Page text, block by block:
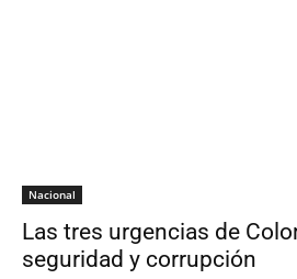
Nacional
Las tres urgencias de
seguridad y corrupción